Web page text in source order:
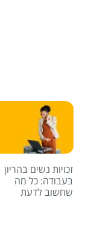
זכויות נשים בהריון
בעבודה: כל מה
שחשוב לדעת